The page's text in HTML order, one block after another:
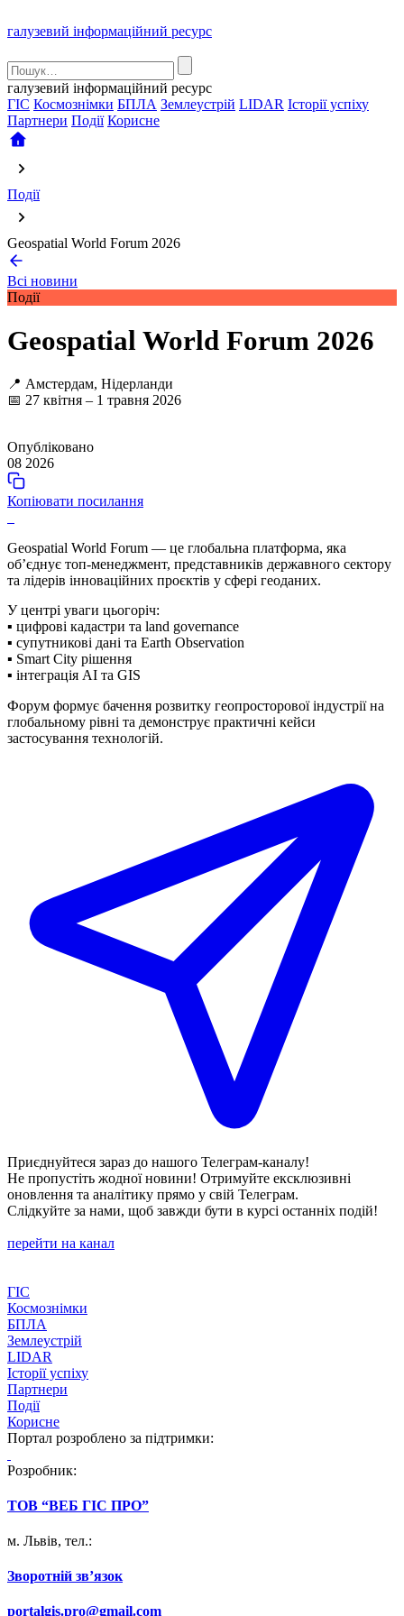
галузевий інформаційний ресурс
галузевий інформаційний ресурс
ГІС Космознімки БПЛА Землеустрій LIDAR Історії успіху
Партнери Події Корисне
Події
Geospatial World Forum 2026
Всі новини
Події
Geospatial World Forum 2026
📍 Амстердам, Нідерланди
📅 27 квітня – 1 травня 2026
Опубліковано
08 2026
Копіювати посилання
Geospatial World Forum — це глобальна платформа, яка
об’єднує топ-менеджмент, представників державного сектору
та лідерів інноваційних проєктів у сфері геоданих.
У центрі уваги цьогоріч:
▪️ цифрові кадастри та land governance
▪️ супутникові дані та Earth Observation
▪️ Smart City рішення
▪️ інтеграція AI та GIS
Форум формує бачення розвитку геопросторової індустрії на
глобальному рівні та демонструє практичні кейси
застосування технологій.
Приєднуйтеся зараз до нашого Телеграм-каналу!
Не пропустіть жодної новини! Отримуйте ексклюзивні
оновлення та аналітику прямо у свій Телеграм.
Слідкуйте за нами, щоб завжди бути в курсі останніх подій!
перейти на канал
ГІС
Космознімки
БПЛА
Землеустрій
LIDAR
Історії успіху
Партнери
Події
Корисне
Портал розроблено за підтримки:
Розробник:
ТОВ “ВЕБ ГІС ПРО”
м. Львів, тел.:
Зворотній звʼязок
portalgis.pro@gmail.com